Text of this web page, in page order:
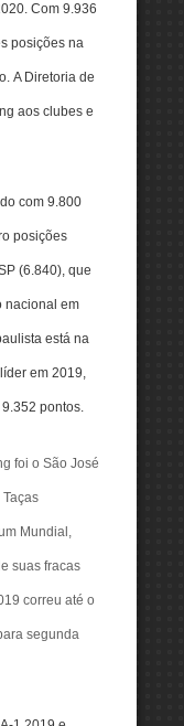
Com 9.936
posições na
A Diretoria de
aos clubes e
com 9.800
posições
(6.840), que
nacional em
está na
em 2019,
pontos.
foi o São José
Mundial,
suas fracas
correu até o
segunda